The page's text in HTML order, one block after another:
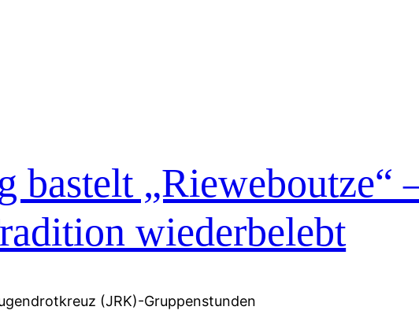
bastelt „Rieweboutze“
wiederbelebt
(JRK)-Gruppenstunden